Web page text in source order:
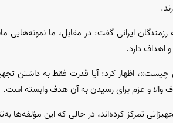
ایرانی گفت: در مقابل، ما نمونه‌هایی
اهداف دارد.
چیست»، اظهار کرد: آیا قدرت فقط به داشتن
والا و عزم برای رسیدن به آن هدف وابسته است.
تمرکز کرده‌اند، در حالی که این مؤلفه‌ها